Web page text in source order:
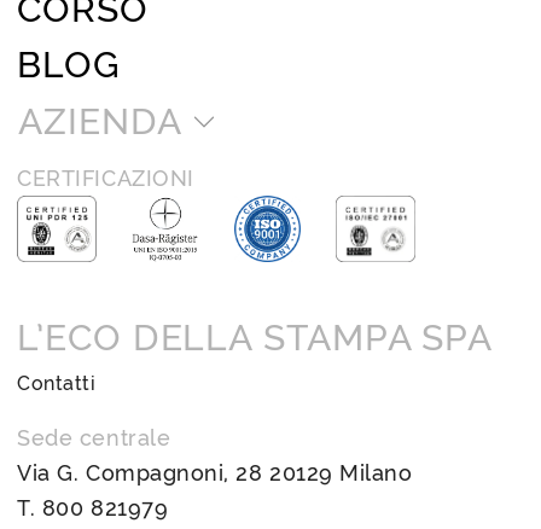
CORSO
BLOG
AZIENDA
CERTIFICAZIONI
L’ECO DELLA STAMPA SPA
Contatti
Sede centrale
Via G. Compagnoni, 28 20129 Milano
T. 800 821979